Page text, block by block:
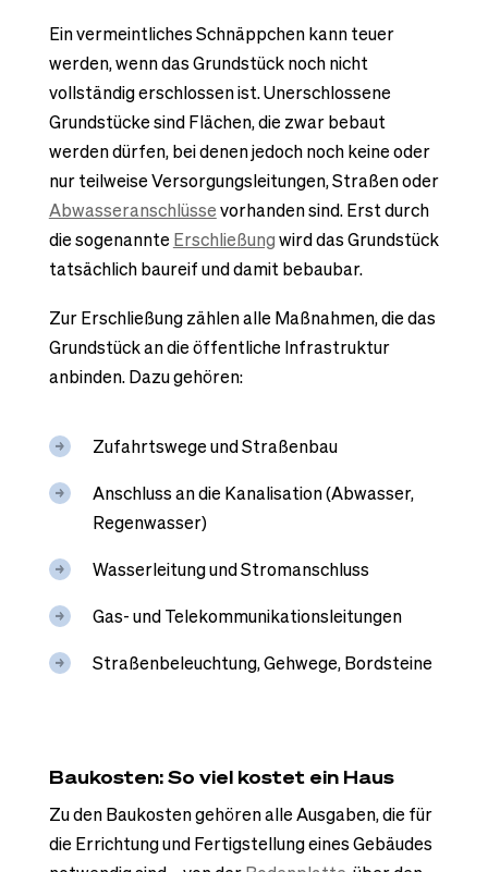
Ein vermeintliches Schnäppchen kann teuer
werden, wenn das Grundstück noch nicht
vollständig erschlossen ist. Unerschlossene
Grundstücke sind Flächen, die zwar bebaut
werden dürfen, bei denen jedoch noch keine oder
nur teilweise Versorgungsleitungen, Straßen oder
Abwasseranschlüssevorhanden sind. Erst durch
die sogenannte Erschließungwird das Grundstück
tatsächlich baureif und damit bebaubar.
Zur Erschließung zählen alle Maßnahmen, die das
Grundstück an die öffentliche Infrastruktur
anbinden. Dazu gehören:
Zufahrtswege und Straßenbau
Anschluss an die Kanalisation (Abwasser,
Regenwasser)
Wasserleitung und Stromanschluss
Gas- und Telekommunikationsleitungen
Straßenbeleuchtung, Gehwege, Bordsteine
Baukosten: So viel kostet ein Haus
Zu den Baukosten gehören alle Ausgaben, die für
die Errichtung und Fertigstellung eines Gebäudes